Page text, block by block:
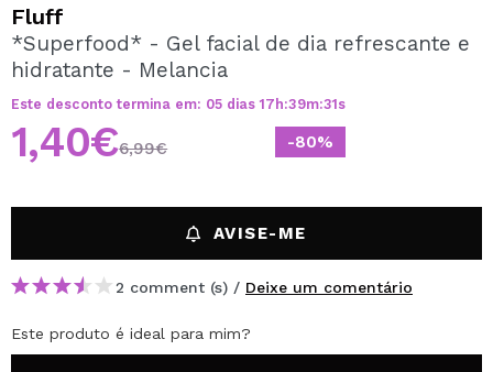
Ao criar uma conta no Maquibeauty.pt pode fazer as suas
compras rapidamente, verificar o estado das suas
Fluff
*Superfood* - Gel facial de dia refrescante e
hidratante - Melancia
Este desconto termina em: 05 dias 17 h:39m:31s
-80%
1,40€6,99€
AVISE-ME
2 comment (s) / Deixe um comentário
Este produto é ideal para mim?